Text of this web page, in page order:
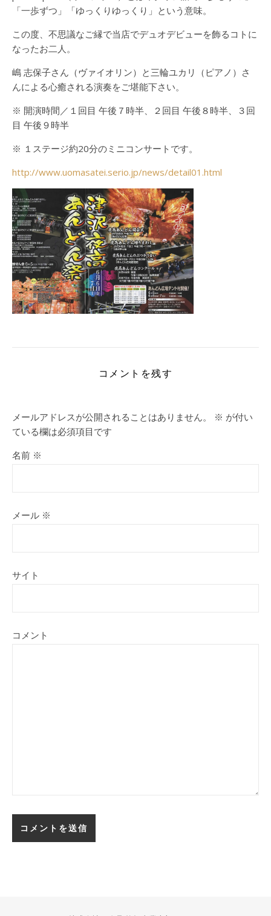
「一歩ずつ」「ゆっくりゆっくり」という意味。
この度、不思議なご縁で当店でデュオデビューを飾るコトに
なったお二人。
嶋 志保子さん（ヴァイオリン）と三輪ユカリ（ピアノ）さ
んによる心癒される演奏をご堪能下さい。
※ 開演時間／１回目 午後７時半、２回目 午後８時半、３回
目 午後９時半
※ １ステージ約20分のミニコンサートです。
http://www.uomasatei.serio.jp/news/detail01.html
コメントを残す
メールアドレスが公開されることはありません。 ※ が付い
ている欄は必須項目です
名前 ※
メール ※
サイト
コメント